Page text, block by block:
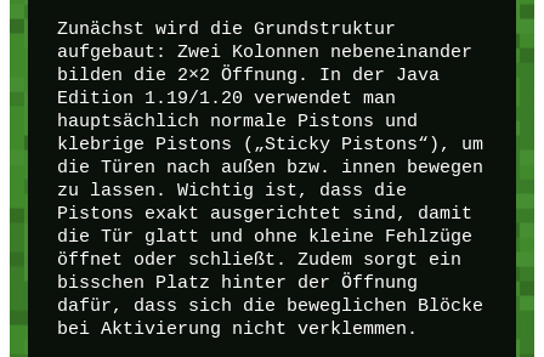
Zunächst wird die Grundstruktur
aufgebaut: Zwei Kolonnen nebeneinander
bilden die 2×2 Öffnung. In der Java
Edition 1.19/1.20 verwendet man
hauptsächlich normale Pistons und
klebrige Pistons („Sticky Pistons“), um
die Türen nach außen bzw. innen bewegen
zu lassen. Wichtig ist, dass die
Pistons exakt ausgerichtet sind, damit
die Tür glatt und ohne kleine Fehlzüge
öffnet oder schließt. Zudem sorgt ein
bisschen Platz hinter der Öffnung
dafür, dass sich die beweglichen Blöcke
bei Aktivierung nicht verklemmen.